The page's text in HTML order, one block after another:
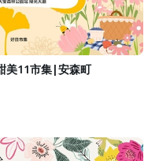
11市集|安森町